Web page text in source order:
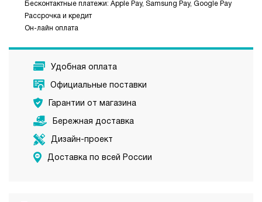
Бесконтактные платежи: Apple Pay, Samsung Pay, Google Pay
Рассрочка и кредит
Он-лайн оплата
Удобная оплата
Официальные поставки
Гарантии от магазина
Бережная доставка
Дизайн-проект
Доставка по всей России